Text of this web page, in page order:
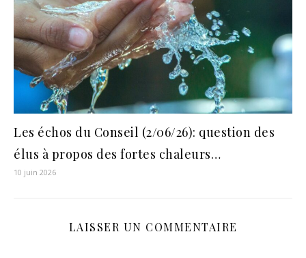
Les échos du Conseil (2/06/26): question des
élus à propos des fortes chaleurs…
10 juin 2026
LAISSER UN COMMENTAIRE